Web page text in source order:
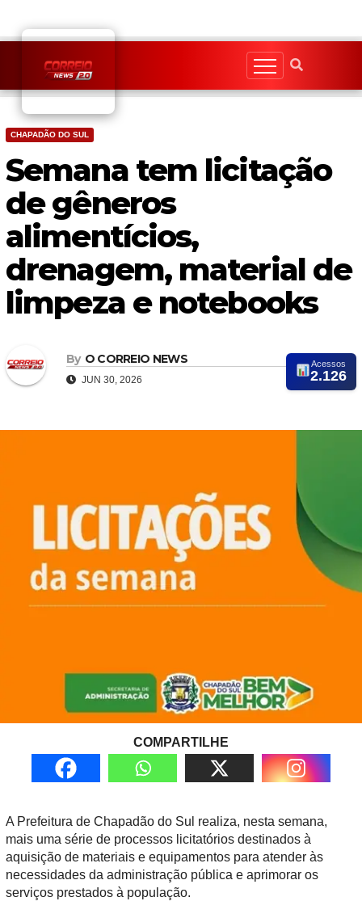
content
CHAPADÃO DO SUL
Semana tem licitação
de gêneros
alimentícios,
drenagem, material de
limpeza e notebooks
By O CORREIO NEWS
JUN 30, 2026
Acessos
2.126
COMPARTILHE
A Prefeitura de Chapadão do Sul realiza, nesta semana,
mais uma série de processos licitatórios destinados à
aquisição de materiais e equipamentos para atender às
necessidades da administração pública e aprimorar os
serviços prestados à população.